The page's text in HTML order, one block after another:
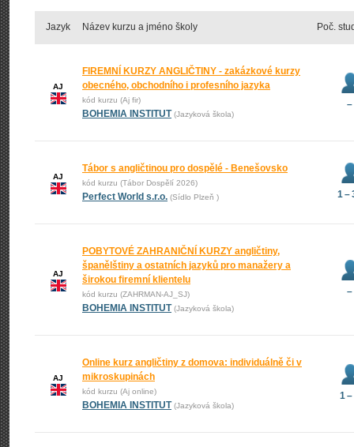
Jazyk Název kurzu a jméno školy Poč.
AJ
FIREMNÍ KURZY ANGLIČTINY - zakázkové kurzy
obecného, obchodního i profesního jazyka
kód kurzu (Aj fir)
BOHEMIA INSTITUT (Jazyková škola)
–
AJ
Tábor s angličtinou pro dospělé - Benešovsko
kód kurzu (Tábor Dospělí 2026)
Perfect World s.r.o. (Sídlo Plzeň ) 1 –
AJ
POBYTOVÉ ZAHRANIČNÍ KURZY angličtiny,
španělštiny a ostatních jazyků pro manažery a
širokou firemní klientelu
kód kurzu (ZAHRMAN-AJ_SJ)
BOHEMIA INSTITUT (Jazyková škola)
–
AJ
Online kurz angličtiny z domova: individuálně či v
mikroskupinách
kód kurzu (Aj online)
BOHEMIA INSTITUT (Jazyková škola)
1